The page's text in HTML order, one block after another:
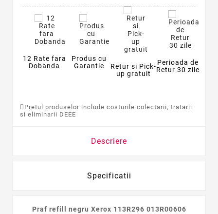
12 Rate fara
Dobanda
Produs cu
Garantie
Retur si Pick-
up gratuit
Perioada de
Retur 30 zile
Pretul produselor include costurile colectarii, tratarii
si eliminarii DEEE
Descriere
Specificatii
Praf refill negru Xerox 113R296 013R00606